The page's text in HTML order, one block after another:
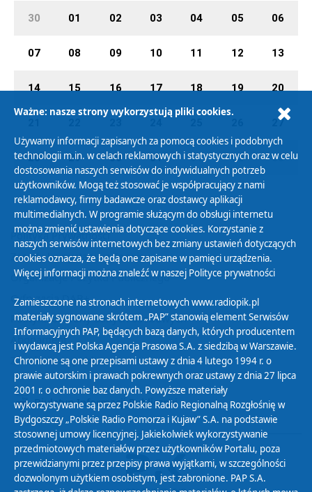
30 01 02 03 04 05 06
07 08 09 10 11 12 13
14 15 16 17 18 19 20
27
28 29 30 31 01 02 03
Polityka Prywatności
Zasady korzystania z Serwisu
Organizacje Pożytku Publicznego
Cyfryzacja DAB+
Polityka ochrony danych osobowych
Abonament
Zamówienia publiczne
Biuletyn Informacji Publicznej
Ważne: nasze strony wykorzystują pliki cookies.
Używamy informacji zapisanych za pomocą cookies i podobnych
technologii m.in. w celach reklamowych i statystycznych oraz w celu
dostosowania naszych serwisów do indywidualnych potrzeb
użytkowników. Mogą też stosować je współpracujący z nami
reklamodawcy, firmy badawcze oraz dostawcy aplikacji
multimedialnych. W programie służącym do obsługi internetu
można zmienić ustawienia dotyczące cookies. Korzystanie z
naszych serwisów internetowych bez zmiany ustawień dotyczących
cookies oznacza, że będą one zapisane w pamięci urządzenia.
Więcej informacji można znaleźć w naszej Polityce prywatności
Zamieszczone na stronach internetowych www.radiopik.pl
materiały sygnowane skrótem „PAP” stanowią element Serwisów
Informacyjnych PAP, będących bazą danych, których producentem
i wydawcą jest Polska Agencja Prasowa S.A. z siedzibą w Warszawie.
Chronione są one przepisami ustawy z dnia 4 lutego 1994 r. o
prawie autorskim i prawach pokrewnych oraz ustawy z dnia 27 lipca
2001 r. o ochronie baz danych. Powyższe materiały
wykorzystywane są przez Polskie Radio Regionalną Rozgłośnię w
Bydgoszczy „Polskie Radio Pomorza i Kujaw” S.A. na podstawie
stosownej umowy licencyjnej. Jakiekolwiek wykorzystywanie
przedmiotowych materiałów przez użytkowników Portalu, poza
przewidzianymi przez przepisy prawa wyjątkami, w szczególności
dozwolonym użytkiem osobistym, jest zabronione. PAP S.A.